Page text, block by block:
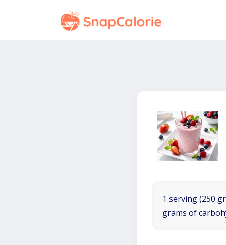
1 serving (250
grams of